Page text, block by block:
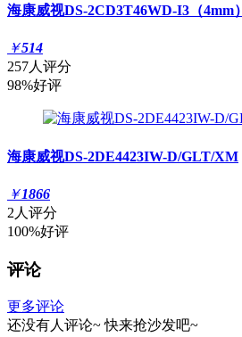
海康威视DS-2CD3T46WD-I3（4mm）
￥514
257人评分
98%好评
海康威视DS-2DE4423IW-D/GLT/XM
￥1866
2人评分
100%好评
评论
更多评论
还没有人评论~ 快来抢沙发吧~